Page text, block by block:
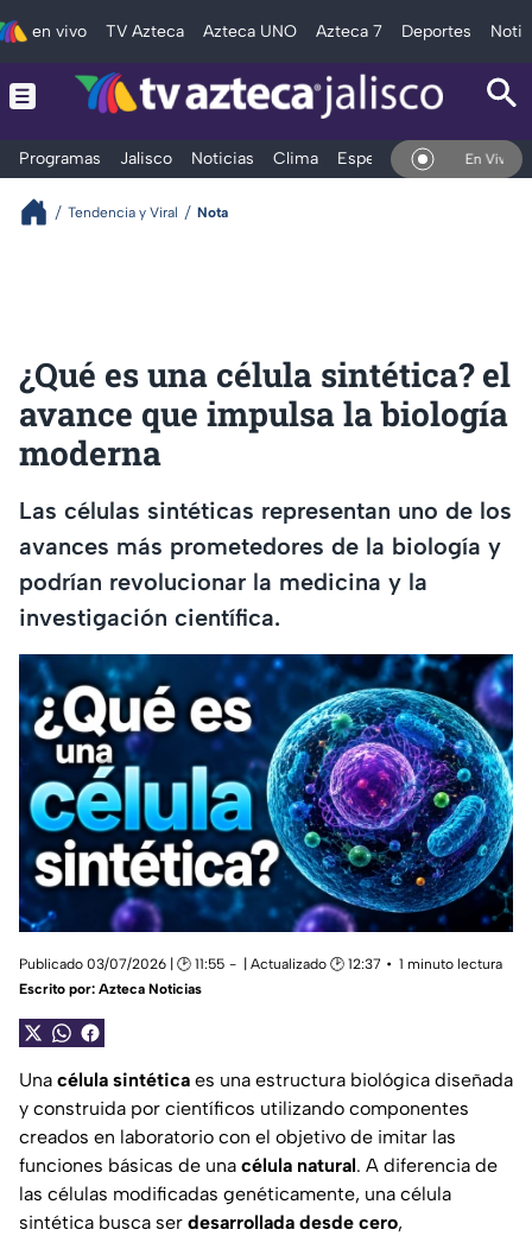
en vivo TV Azteca Azteca UNO Azteca 7 Deportes
Programas Jalisco Noticias Clima Espectáculos Deportes
En Vivo
Tendencia y Viral Nota
¿Qué es una célula sintética? el
avance que impulsa la biología
moderna
Las células sintéticas representan uno de los
avances más prometedores de la biología y
podrían revolucionar la medicina y la
investigación científica.
Publicado 03/07/2026 | 🕑 11:55 | Actualizado 🕑 12:37
1 minuto lectura
Escrito por: Azteca Noticias
Una célula sintética es una estructura biológica diseñada
y construida por científicos utilizando componentes
creados en laboratorio con el objetivo de imitar las
funciones básicas de una célula natural. A diferencia de
las células modificadas genéticamente, una célula
sintética busca ser desarrollada desde cero,